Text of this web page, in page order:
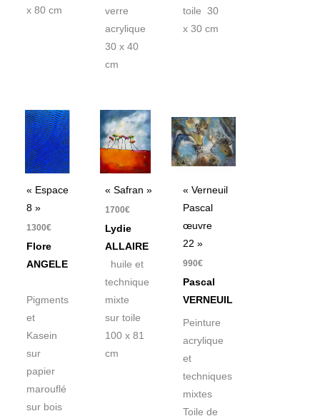
x 80 cm
verre
acrylique
30 x 40
cm
toile 30
x 30 cm
« Espace
8 »
1300€
Flore
ANGELE
Pigments
et
Kasein
sur
papier
marouflé
sur bois
« Safran »
1700€
Lydie
ALLAIRE
huile et
technique
mixte
sur toile
100 x 81
cm
« Verneuil
Pascal
œuvre
22 »
990€
Pascal
VERNEUIL
Peinture
acrylique
et
techniques
mixtes
Toile de